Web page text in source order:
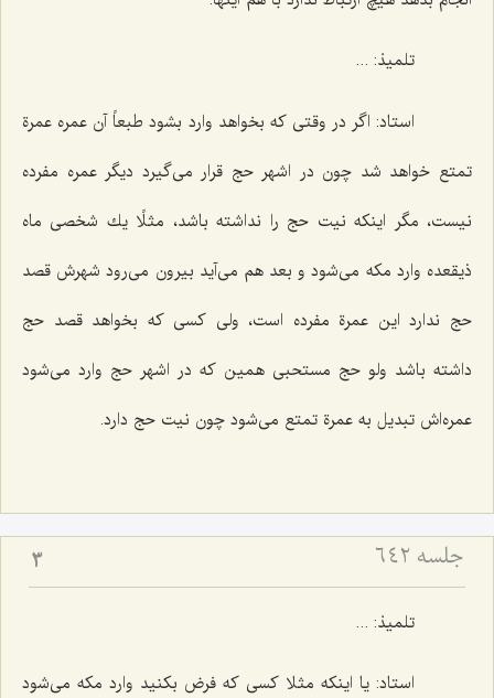
تلمیذ: ...
استاد: اگر در وقتی كه بخواهد وارد بشود طبعاً آن عمره عمرة
تمتع خواهد شد چون در اشهر حج قرار می‌گیرد دیگر عمره مفرده
نیست، مگر اینكه نیت حج را نداشته باشد، مثلًا یك شخصی ماه
ذیقعده وارد مكه می‌شود و بعد هم می‌آید بیرون می‌رود شهرش قصد
حج ندارد این عمرة مفرده است، ولی كسی كه بخواهد قصد حج
داشته باشد ولو حج مستحبی همین كه در اشهر حج وارد می‌شود
عمره‌اش تبدیل به عمرة تمتع می‌شود چون نیت حج دارد.
جلسه ۶۴۲ 3
تلمیذ: ...
استاد: یا اینكه مثلا كسی كه فرض بكنید وارد مكه می‌شود